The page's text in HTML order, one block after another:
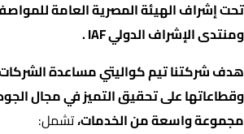
ومنتدى الإشراف الدولي IAF .
هدف شركتنا تيم كواليتي مساعدة
وقطاعاتها على تحقيق التميز في مجال
مجموعة واسعة من الخدمات،تشمل: